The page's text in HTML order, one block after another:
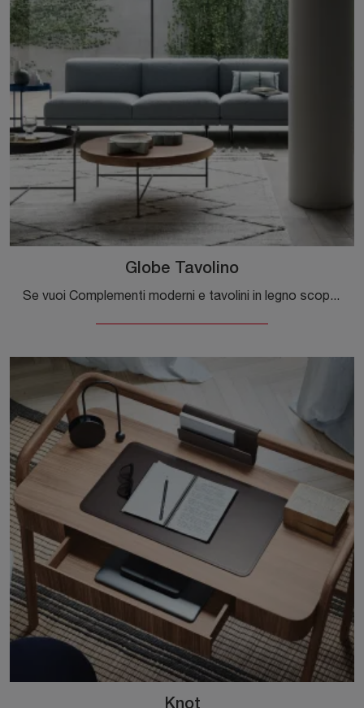
Globe Tavolino
Se vuoi Complementi moderni e tavolini in legno scopri di più sul modello Globe Tavolino del brand Novamobili.
Knot